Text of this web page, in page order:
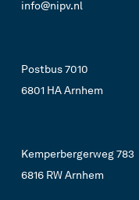
info@nipv.nl
Postbus 7010
6801 HA Arnhem
Kemperbergerweg 783
6816 RW Arnhem